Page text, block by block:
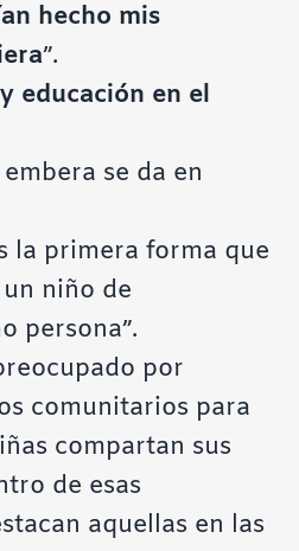
hecho mis
”.
educación en el
se da en
la primera forma que
niño de
persona”.
por
comunitarios para
compartan sus
de esas
aquellas en las